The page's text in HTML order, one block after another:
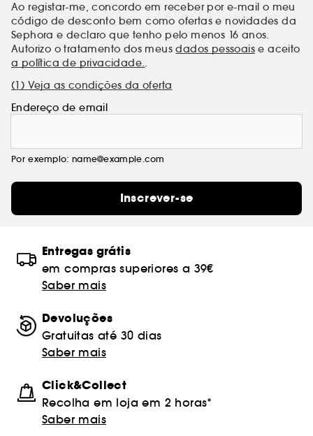
Ao registar-me, concordo em receber por e-mail o meu
código de desconto bem como ofertas e novidades da
Sephora e declaro que tenho pelo menos 16 anos.
Autorizo o tratamento dos meusdados pessoais e aceito
a política de privacidade..
(1) Veja as condições da oferta
Endereço de email
Por exemplo: name@example.com
Inscrever-se
Entregas grátis
em compras superiores a 39€
Saber mais
Devoluções
Gratuitas até 30 dias
Saber mais
Click&Collect
Recolha em loja em 2 horas*
Saber mais